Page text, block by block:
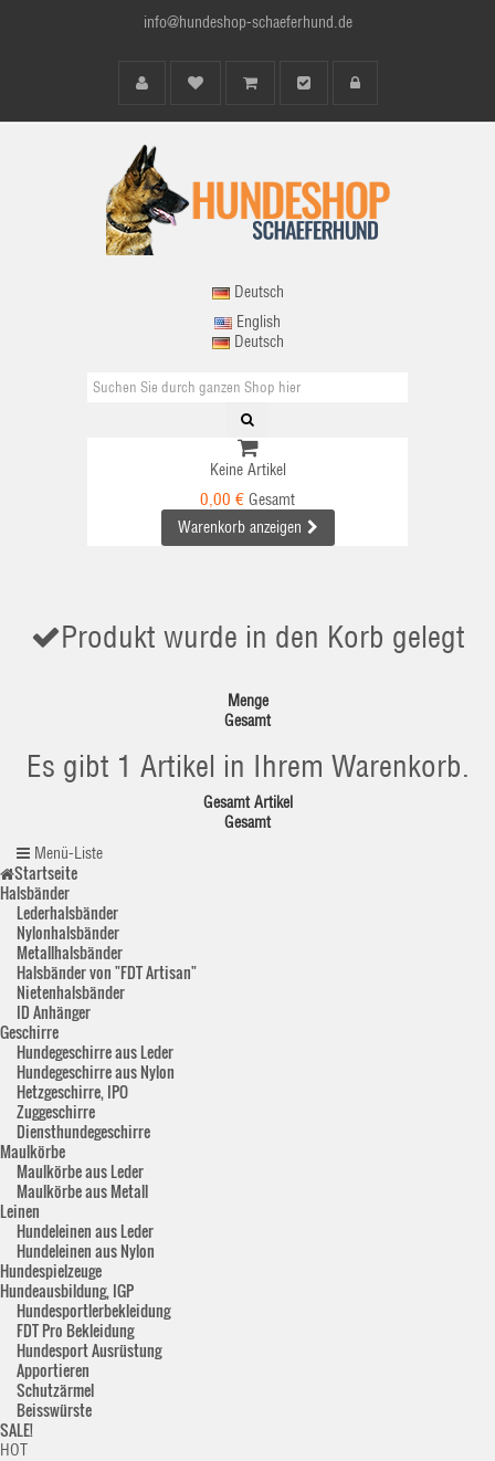
info@hundeshop-schaeferhund.de
Deutsch
English
Deutsch
Keine Artikel
0,00 € Gesamt
Warenkorb anzeigen
Produkt wurde in den Korb gelegt
Menge
Gesamt
Es gibt 1 Artikel in Ihrem Warenkorb.
Gesamt Artikel
Gesamt
Menü-Liste
Startseite
Halsbänder
Lederhalsbänder
Nylonhalsbänder
Metallhalsbänder
Halsbänder von "FDT Artisan"
Nietenhalsbänder
ID Anhänger
Geschirre
Hundegeschirre aus Leder
Hundegeschirre aus Nylon
Hetzgeschirre, IPO
Zuggeschirre
Diensthundegeschirre
Maulkörbe
Maulkörbe aus Leder
Maulkörbe aus Metall
Leinen
Hundeleinen aus Leder
Hundeleinen aus Nylon
Hundespielzeuge
Hundeausbildung, IGP
Hundesportlerbekleidung
FDT Pro Bekleidung
Hundesport Ausrüstung
Apportieren
Schutzärmel
Beisswürste
SALE!
HOT